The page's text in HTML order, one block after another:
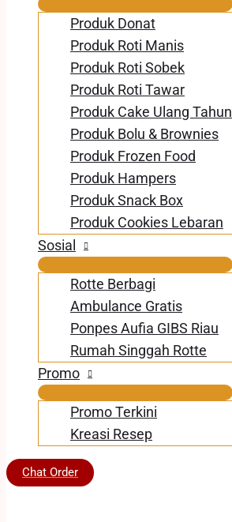
Produk Donat
Produk Roti Manis
Produk Roti Sobek
Produk Roti Tawar
Produk Cake Ulang Tahun
Produk Bolu & Brownies
Produk Frozen Food
Produk Hampers
Produk Snack Box
Produk Cookies Lebaran
Sosial
Rotte Berbagi
Ambulance Gratis
Ponpes Aufia GIBS Riau
Rumah Singgah Rotte
Promo
Promo Terkini
Kreasi Resep
Chat Order